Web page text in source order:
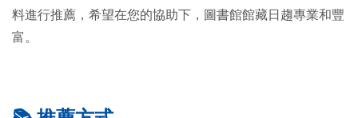
料進行推薦，希望在您的協助下，圖書館館藏日趨專業和豐
富。